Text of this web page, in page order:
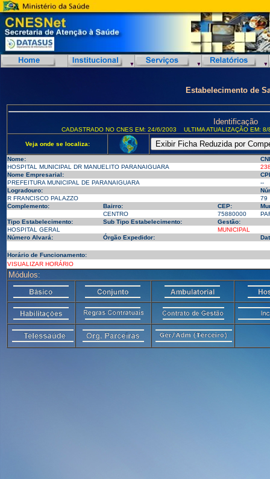
Estabelecimento de
Identificação
CADASTRADO NO CNES EM: 24/6/2003 ULTIMA ATUALIZAÇÃO EM:
Veja onde se localiza:
Nome:
HOSPITAL MUNICIPAL DR MANUELITO PARANAIGUARA
Nome Empresarial:
PREFEITURA MUNICIPAL DE PARANAIGUARA
--
Logradouro:
R FRANCISCO PALAZZO
79
Complemento:
Bairro: CEP:
CENTRO
75880000
Tipo Estabelecimento:
Sub Tipo Estabelecimento:
Gestão:
HOSPITAL GERAL
MUNICIPAL
Número Alvará:
Órgão Expedidor:
Horário de Funcionamento:
VISUALIZAR HORÁRIO
Módulos: